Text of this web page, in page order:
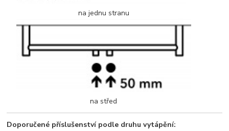
na jednu stranu
na střed
Doporučené příslušenství podle druhu vytápění: